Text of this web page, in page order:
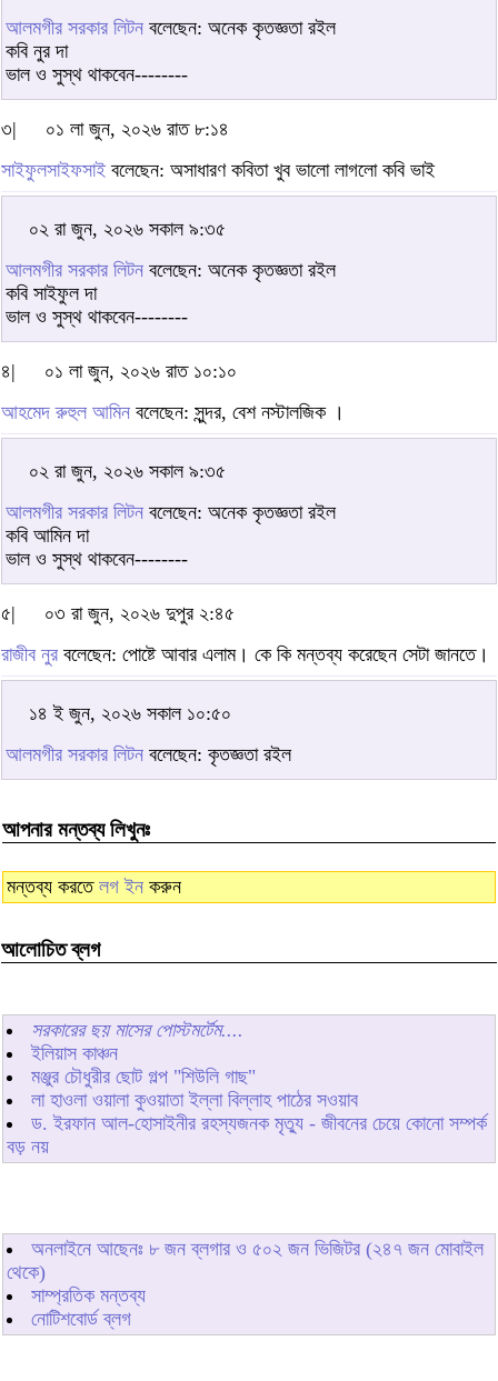
আলমগীর সরকার লিটন বলেছেন: অনেক কৃতজ্ঞতা রইল
কবি নুর দা
ভাল ও সুস্থ থাকবেন--------
৩|
০১ লা জুন, ২০২৬ রাত ৮:১৪
সাইফুলসাইফসাই বলেছেন: অসাধারণ কবিতা খুব ভালো লাগলো কবি ভাই
০২ রা জুন, ২০২৬ সকাল ৯:৩৫
আলমগীর সরকার লিটন বলেছেন: অনেক কৃতজ্ঞতা রইল
কবি সাইফুল দা
ভাল ও সুস্থ থাকবেন--------
৪|
০১ লা জুন, ২০২৬ রাত ১০:১০
আহমেদ রুহুল আমিন বলেছেন: সুন্দর, বেশ নস্টালজিক ।
০২ রা জুন, ২০২৬ সকাল ৯:৩৫
আলমগীর সরকার লিটন বলেছেন: অনেক কৃতজ্ঞতা রইল
কবি আমিন দা
ভাল ও সুস্থ থাকবেন--------
৫|
০৩ রা জুন, ২০২৬ দুপুর ২:৪৫
রাজীব নুর বলেছেন: পোষ্টে আবার এলাম। কে কি মন্তব্য করেছেন সেটা জানতে।
১৪ ই জুন, ২০২৬ সকাল ১০:৫০
আলমগীর সরকার লিটন বলেছেন: কৃতজ্ঞতা রইল
আপনার মন্তব্য লিখুনঃ
মন্তব্য করতে লগ ইন করুন
আলোচিত ব্লগ
সরকারের ছয় মাসের পোস্টমর্টেম....
ইলিয়াস কাঞ্চন
মঞ্জুর চৌধুরীর ছোট গল্প "শিউলি গাছ"
লা হাওলা ওয়ালা কুওয়াতা ইল্লা বিল্লাহ পাঠের সওয়াব
ড. ইরফান আল-হোসাইনীর রহস্যজনক মৃত্যু - জীবনের চেয়ে কোনো সম্পর্ক
বড় নয়
অনলাইনে আছেনঃ ৮জন ব্লগার ও ৫০২ জন ভিজিটর (২৪৭ জন মোবাইল
থেকে)
সাম্প্রতিক মন্তব্য
নোটিশবোর্ড ব্লগ